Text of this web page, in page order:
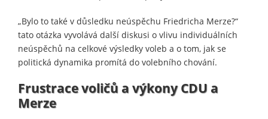
„Bylo to také v důsledku neúspěchu Friedricha Merze?“
tato otázka vyvolává další diskusi o vlivu individuálních
neúspěchů na celkové výsledky voleb a o tom, jak se
politická dynamika promítá do volebního chování.
Frustrace voličů a výkony CDU a
Merze